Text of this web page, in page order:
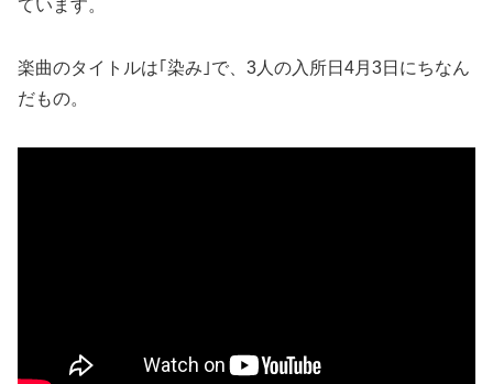
ています。
楽曲のタイトルは｢染み｣で、3人の入所日4月3日にちなん
だもの。